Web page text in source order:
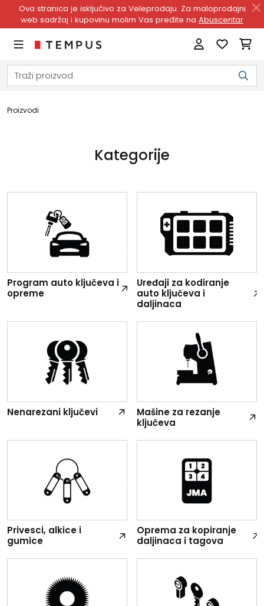
Ova stranica je isključivo za Veleprodaju. Za maloprodajni
web sadržaj i kupovinu molim Vas pređite na Abuscentar
Proizvodi
Kategorije
Program auto ključeva i
opreme
Uređaji za kodiranje
auto ključeva i
daljinaca
Nenarezani ključevi
Mašine za rezanje
ključeva
Privesci, alkice i
gumice
Oprema za kopiranje
daljinaca i tagova